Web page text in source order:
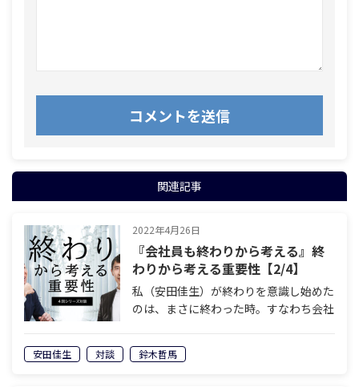
関連記事
2022年4月26日
『会社員も終わりから考える』終
わりから考える重要性【2/4】
私（安田佳生）が終わりを意識し始めた
のは、まさに終わった時。すなわち会社
ったことが終わる。そのとき痛感したの
は「終わりを想定していなかった愚か
安田佳生 対談 鈴木哲馬